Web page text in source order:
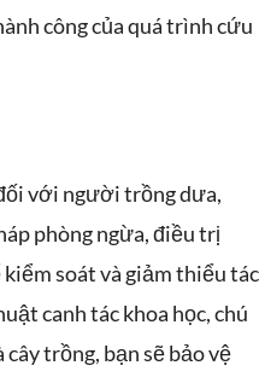
công của quá trình cứu
với người trồng dưa,
phòng ngừa, điều trị
soát và giảm thiểu tác
canh tác khoa học, chú
trồng, bạn sẽ bảo vệ